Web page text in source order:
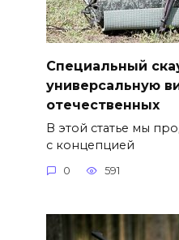
Специальный
универсальную
отечественных
В этой статье мы
с концепцией
0 591